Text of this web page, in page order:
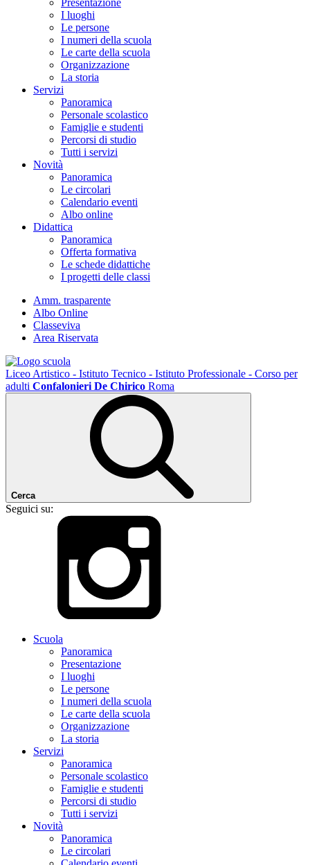
I luoghi
Le persone
I numeri della scuola
Le carte della scuola
Organizzazione
La storia
Servizi
Panoramica
Personale scolastico
Famiglie e studenti
Percorsi di studio
Tutti i servizi
Novità
Panoramica
Le circolari
Calendario eventi
Albo online
Didattica
Panoramica
Offerta formativa
Le schede didattiche
I progetti delle classi
Amm. trasparente
Albo Online
Classeviva
Area Riservata
Liceo Artistico - Istituto Tecnico - Istituto Professionale - Corso per
adulti Confalonieri De Chirico Roma
Cerca
Seguici su:
Scuola
Panoramica
Presentazione
I luoghi
Le persone
I numeri della scuola
Le carte della scuola
Organizzazione
La storia
Servizi
Panoramica
Personale scolastico
Famiglie e studenti
Percorsi di studio
Tutti i servizi
Novità
Panoramica
Le circolari